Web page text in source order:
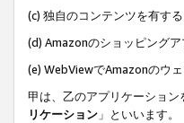
(c) 独自のコンテンツを有する
(d) Amazonのショッピング
(e) WebViewでAmazonのウ
甲は、乙のアプリケーション
リケーション 」といいます。